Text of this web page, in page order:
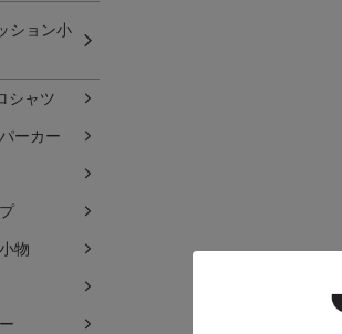
ション小
シャツ
ーカー
物